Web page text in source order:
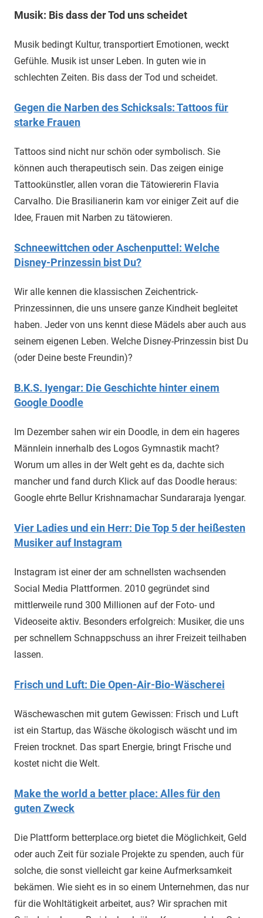
Musik: Bis dass der Tod uns scheidet
Musik bedingt Kultur, transportiert Emotionen, weckt
Gefühle. Musik ist unser Leben. In guten wie in
schlechten Zeiten. Bis dass der Tod und scheidet.
Gegen die Narben des Schicksals: Tattoos für
starke Frauen
Tattoos sind nicht nur schön oder symbolisch. Sie
können auch therapeutisch sein. Das zeigen einige
Tattookünstler, allen voran die Tätowiererin Flavia
Carvalho. Die Brasilianerin kam vor einiger Zeit auf die
Idee, Frauen mit Narben zu tätowieren.
Schneewittchen oder Aschenputtel: Welche
Disney-Prinzessin bist Du?
Wir alle kennen die klassischen Zeichentrick-
Prinzessinnen, die uns unsere ganze Kindheit begleitet
haben. Jeder von uns kennt diese Mädels aber auch aus
seinem eigenen Leben. Welche Disney-Prinzessin bist Du
(oder Deine beste Freundin)?
B.K.S. Iyengar: Die Geschichte hinter einem
Google Doodle
Im Dezember sahen wir ein Doodle, in dem ein hageres
Männlein innerhalb des Logos Gymnastik macht?
Worum um alles in der Welt geht es da, dachte sich
mancher und fand durch Klick auf das Doodle heraus:
Google ehrte Bellur Krishnamachar Sundararaja Iyengar.
Vier Ladies und ein Herr: Die Top 5 der heißesten
Musiker auf Instagram
Instagram ist einer der am schnellsten wachsenden
Social Media Plattformen. 2010 gegründet sind
mittlerweile rund 300 Millionen auf der Foto- und
Videoseite aktiv. Besonders erfolgreich: Musiker, die uns
per schnellem Schnappschuss an ihrer Freizeit teilhaben
lassen.
Frisch und Luft: Die Open-Air-Bio-Wäscherei
Wäschewaschen mit gutem Gewissen: Frisch und Luft
ist ein Startup, das Wäsche ökologisch wäscht und im
Freien trocknet. Das spart Energie, bringt Frische und
kostet nicht die Welt.
Make the world a better place: Alles für den
guten Zweck
Die Plattform betterplace.org bietet die Möglichkeit, Geld
oder auch Zeit für soziale Projekte zu spenden, auch für
solche, die sonst vielleicht gar keine Aufmerksamkeit
bekämen. Wie sieht es in so einem Unternehmen, das nur
für die Wohltätigkeit arbeitet, aus? Wir sprachen mit